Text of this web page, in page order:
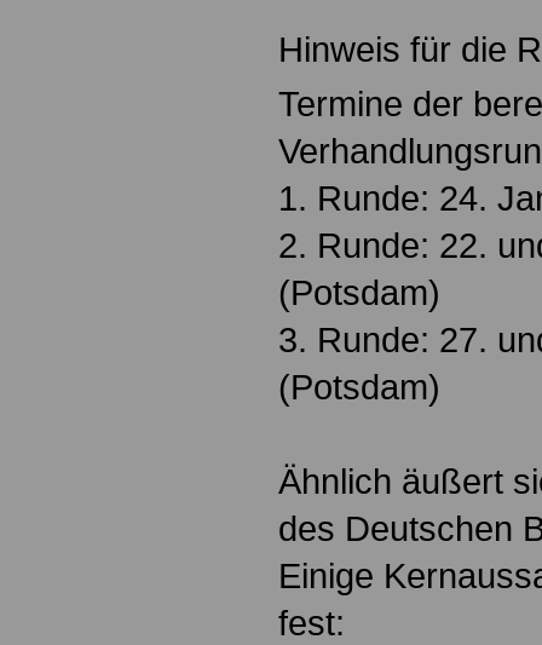
Hinweis für die
Termine der
1. Runde: 24.
2. Runde: 22.
(Potsdam)
3. Runde: 27.
(Potsdam)
Ähnlich äußert
des Deutschen
Einige
fest: